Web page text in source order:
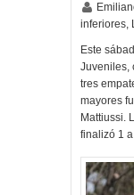
inferiores,
Este
Juveniles,
tres
mayores
Mattiussi.
finalizó 1